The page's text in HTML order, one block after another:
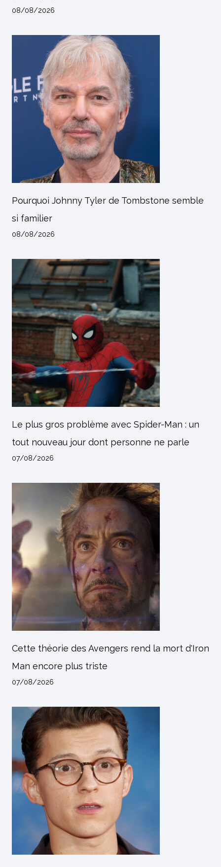
08/08/2026
Pourquoi Johnny Tyler de Tombstone semble
si familier
08/08/2026
Le plus gros problème avec Spider-Man : un
tout nouveau jour dont personne ne parle
07/08/2026
Cette théorie des Avengers rend la mort d'Iron
Man encore plus triste
07/08/2026